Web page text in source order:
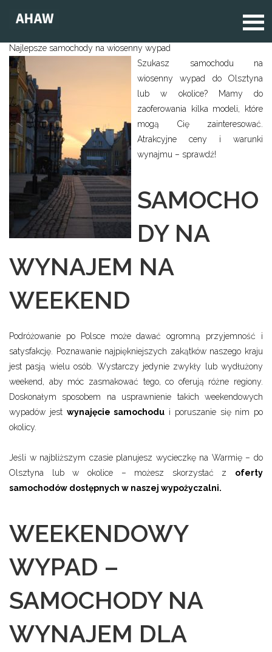
Najlepsze samochody na wiosenny wypad
Szukasz samochodu na
wiosenny wypad do Olsztyna
lub w okolice? Mamy do
zaoferowania kilka modeli, które
mogą Cię zainteresować.
Atrakcyjne ceny i warunki
wynajmu – sprawdź!
SAMOCHO
DY NA
WYNAJEM NA
WEEKEND
Podróżowanie po Polsce może dawać ogromną przyjemność i
satysfakcję. Poznawanie najpiękniejszych zakątków naszego kraju
jest pasją wielu osób. Wystarczy jedynie zwykły lub wydłużony
weekend, aby móc zasmakować tego, co oferują różne regiony.
Doskonałym sposobem na usprawnienie takich weekendowych
wypadów jest wynajęcie samochodu i poruszanie się nim po
okolicy.
Jeśli w najbliższym czasie planujesz wycieczkę na Warmię – do
Olsztyna lub w okolice – możesz skorzystać z oferty
samochodów dostępnych w naszej wypożyczalni.
WEEKENDOWY
WYPAD –
SAMOCHODY NA
WYNAJEM DLA